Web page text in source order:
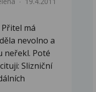
má
nevolno a
neřekl. Poté
Slizniční